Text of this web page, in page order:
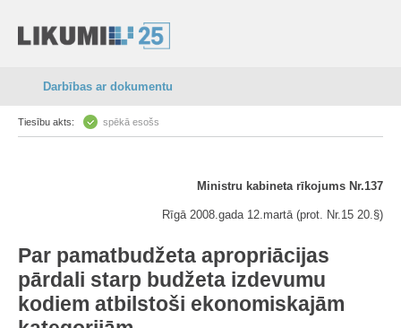
Darbības ar dokumentu
Tiesību akts: spēkā esošs
Ministru kabineta rīkojums Nr.137
Rīgā 2008.gada 12.martā (prot. Nr.15 20.§)
Par pamatbudžeta apropriācijas
pārdali starp budžeta izdevumu
kodiem atbilstoši ekonomiskajām